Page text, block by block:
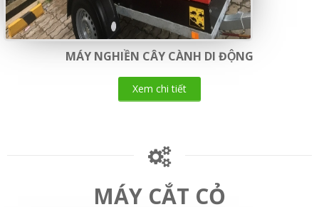
MÁY NGHIỀN CÂY CÀNH DI ĐỘNG
Xem chi tiết
MÁY CẮT CỎ